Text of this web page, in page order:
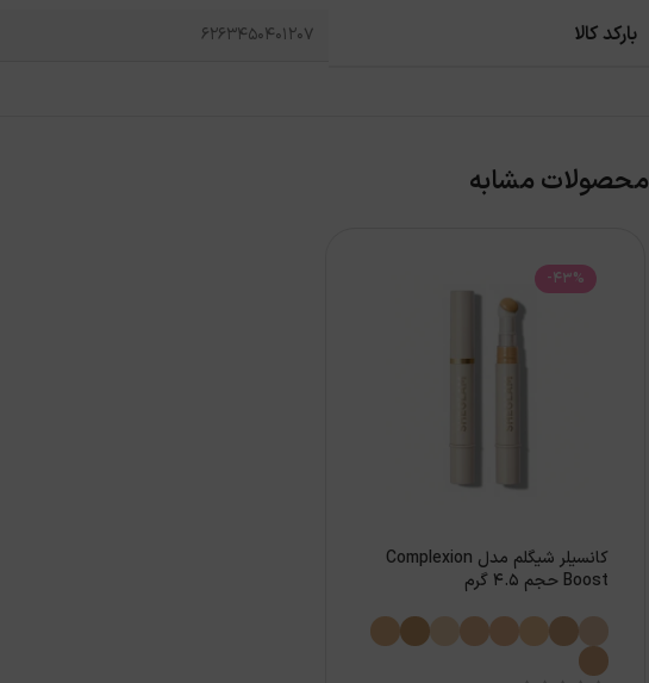
بارکد کالا 6263450401207
محصولات مشابه
-43%
کانسیلر شیگلم مدل Complexion
Boost حجم 4.5 گرم